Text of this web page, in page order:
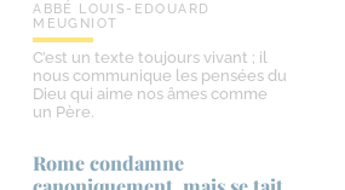
ABBÉ LOUIS-EDOUARD
MEUGNIOT
C’est un texte toujours vivant ; il
nous communique les pensées du
Dieu qui aime nos âmes comme
un Père.
Rome condamne